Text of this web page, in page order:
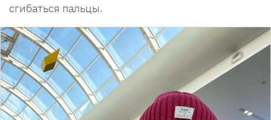
сгибаться пальцы.